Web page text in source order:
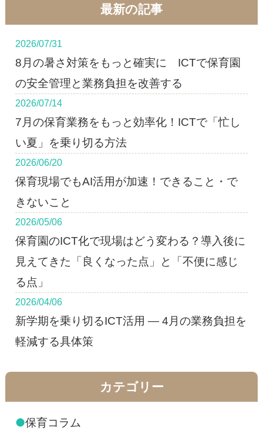
最新の記事
2026/07/31
8月の暑さ対策をもっと確実に ICTで保育園
の安全管理と業務負担を改善する
2026/07/14
7月の保育業務をもっと効率化！ICTで「忙し
い夏」を乗り切る方法
2026/06/20
保育現場でもAI活用が加速！できること・で
きないこと
2026/05/06
保育園のICT化で現場はどう変わる？導入後に
見えてきた「良くなった点」と「不便に感じ
る点」
2026/04/06
新学期を乗り切るICT活用 ― 4月の業務負担を
軽減する具体策
カテゴリー
●保育コラム